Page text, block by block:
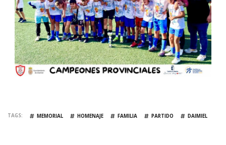
TAGS MEMORIAL HOMENAJE FAMILIA PARTIDO DAIMIEL